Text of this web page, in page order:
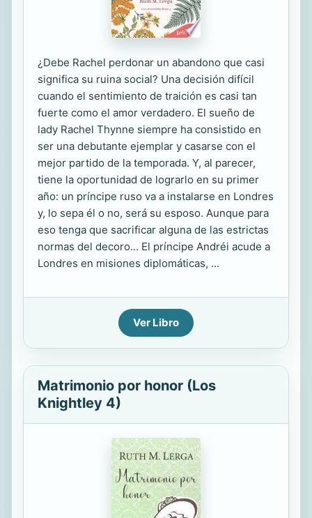
¿Debe Rachel perdonar un abandono que casi
significa su ruina social? Una decisión difícil
cuando el sentimiento de traición es casi tan
fuerte como el amor verdadero. El sueño de
lady Rachel Thynne siempre ha consistido en
ser una debutante ejemplar y casarse con el
mejor partido de la temporada. Y, al parecer,
tiene la oportunidad de lograrlo en su primer
año: un príncipe ruso va a instalarse en Londres
y, lo sepa él o no, será su esposo. Aunque para
eso tenga que sacrificar alguna de las estrictas
normas del decoro... El príncipe Andréi acude a
Londres en misiones diplomáticas, ...
Ver Libro
Matrimonio por honor (Los
Knightley 4)